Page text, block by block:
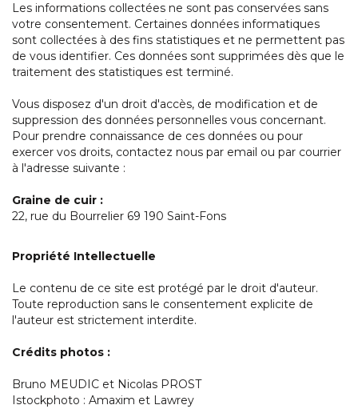
Les informations collectées ne sont pas conservées sans
votre consentement. Certaines données informatiques
sont collectées à des fins statistiques et ne permettent pas
de vous identifier. Ces données sont supprimées dès que le
traitement des statistiques est terminé.
Vous disposez d'un droit d'accès, de modification et de
suppression des données personnelles vous concernant.
Pour prendre connaissance de ces données ou pour
exercer vos droits, contactez nous par email ou par courrier
à l'adresse suivante :
Graine de cuir :
22, rue du Bourrelier 69 190 Saint-Fons
Propriété Intellectuelle
Le contenu de ce site est protégé par le droit d'auteur.
Toute reproduction sans le consentement explicite de
l'auteur est strictement interdite.
Crédits photos :
Bruno MEUDIC et Nicolas PROST
Istockphoto : Amaxim et Lawrey